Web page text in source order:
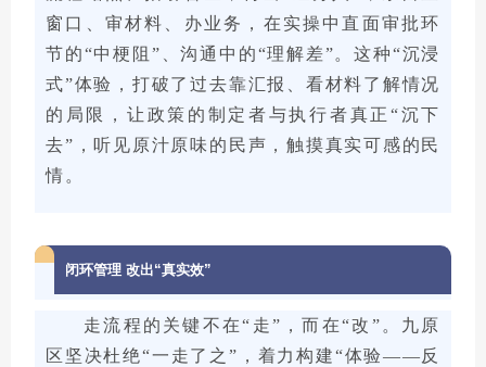
窗口、审材料、办业务，在实操中直面审批环
节的“中梗阻”、沟通中的“理解差”。这种“沉浸
式”体验，打破了过去靠汇报、看材料了解情况
的局限，让政策的制定者与执行者真正“沉下
去”，听见原汁原味的民声，触摸真实可感的民
情。
闭环管理 改出“真实效”
走流程的关键不在“走”，而在“改”。九原
区坚决杜绝“一走了之”，着力构建“体验——反